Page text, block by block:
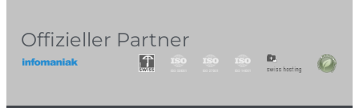
Offizieller Partner